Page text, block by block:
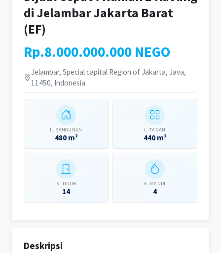
di Jelambar Jakarta Barat
(EF)
Rp.8.000.000.000 NEGO
Jelambar, Special capital Region of Jakarta, Java,
11450, Indonesia
L. BANGUNAN
480 m²
L. TANAH
440 m²
K. TIDUR
14
K. MANDI
4
Deskripsi